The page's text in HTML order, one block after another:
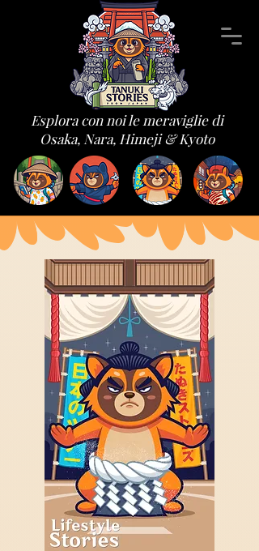
Esplora con noi le meraviglie di
Osaka, Nara, Himeji & Kyoto